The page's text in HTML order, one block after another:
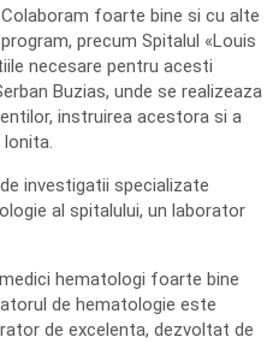
foarte bine si cu alte
precum Spitalul «Louis
necesare pentru acesti
Buzias, unde se realizeaza
instruirea acestora si a
investigatii specializate
al spitalului, un laborator
hematologi foarte bine
de hematologie este
de excelenta, dezvoltat de